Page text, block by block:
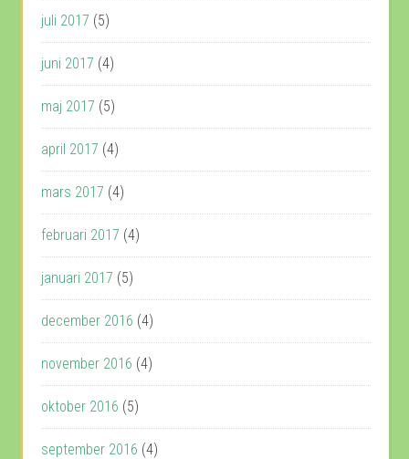
juli 2017 (5)
juni 2017 (4)
maj 2017 (5)
april 2017 (4)
mars 2017 (4)
februari 2017 (4)
januari 2017 (5)
december 2016 (4)
november 2016 (4)
oktober 2016 (5)
september 2016 (4)